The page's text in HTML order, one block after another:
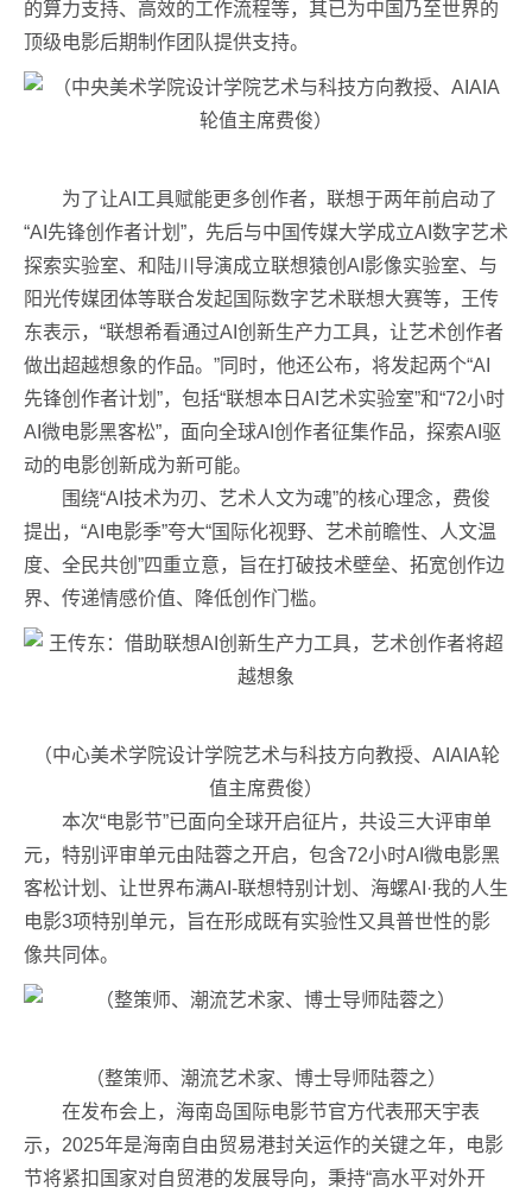
的算力支持、高效的工作流程等，其已为中国乃至世界的
顶级电影后期制作团队提供支持。
为了让AI工具赋能更多创作者，联想于两年前启动了
“AI先锋创作者计划”，先后与中国传媒大学成立AI数字艺术
探索实验室、和陆川导演成立联想猿创AI影像实验室、与
阳光传媒团体等联合发起国际数字艺术联想大赛等，王传
东表示，“联想希看通过AI创新生产力工具，让艺术创作者
做出超越想象的作品。”同时，他还公布，将发起两个“AI
先锋创作者计划”，包括“联想本日AI艺术实验室”和“72小时
AI微电影黑客松”，面向全球AI创作者征集作品，探索AI驱
动的电影创新成为新可能。
围绕“AI技术为刃、艺术人文为魂”的核心理念，费俊
提出，“AI电影季”夸大“国际化视野、艺术前瞻性、人文温
度、全民共创”四重立意，旨在打破技术壁垒、拓宽创作边
界、传递情感价值、降低创作门槛。
（中心美术学院设计学院艺术与科技方向教授、AIAIA轮
值主席费俊）
本次“电影节”已面向全球开启征片，共设三大评审单
元，特别评审单元由陆蓉之开启，包含72小时AI微电影黑
客松计划、让世界布满AI-联想特别计划、海螺AI·我的人生
电影3项特别单元，旨在形成既有实验性又具普世性的影
像共同体。
（整策师、潮流艺术家、博士导师陆蓉之）
在发布会上，海南岛国际电影节官方代表邢天宇表
示，2025年是海南自由贸易港封关运作的关键之年，电影
节将紧扣国家对自贸港的发展导向，秉持“高水平对外开